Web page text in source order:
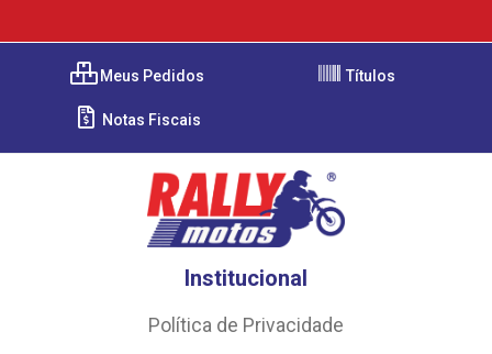
Meus Pedidos Títulos
Notas Fiscais
Institucional
Política de Privacidade